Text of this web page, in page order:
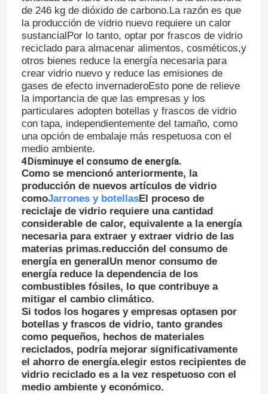
Inicio
Productos
Sobre nosotros
Visita a la fábrica
Control de Calidad
Contacto
de 246 kg de dióxido de carbono.La razón es que
la producción de vidrio nuevo requiere un calor
sustancialPor lo tanto, optar por frascos de vidrio
reciclado para almacenar alimentos, cosméticos,y
otros bienes reduce la energía necesaria para
crear vidrio nuevo y reduce las emisiones de
gases de efecto invernaderoEsto pone de relieve
la importancia de que las empresas y los
particulares adopten botellas y frascos de vidrio
con tapa, independientemente del tamaño, como
una opción de embalaje más respetuosa con el
medio ambiente.
4Disminuye el consumo de energía.
Como se mencionó anteriormente, la
producción de nuevos artículos de vidrio
comoJarrones y botellasEl proceso de
reciclaje de vidrio requiere una cantidad
considerable de calor, equivalente a la energía
necesaria para extraer y extraer vidrio de las
materias primas.reducción del consumo de
energía en generalUn menor consumo de
energía reduce la dependencia de los
combustibles fósiles, lo que contribuye a
mitigar el cambio climático.
Si todos los hogares y empresas optasen por
botellas y frascos de vidrio, tanto grandes
como pequeños, hechos de materiales
reciclados, podría mejorar significativamente
el ahorro de energía.elegir estos recipientes de
vidrio reciclado es a la vez respetuoso con el
medio ambiente y económico.